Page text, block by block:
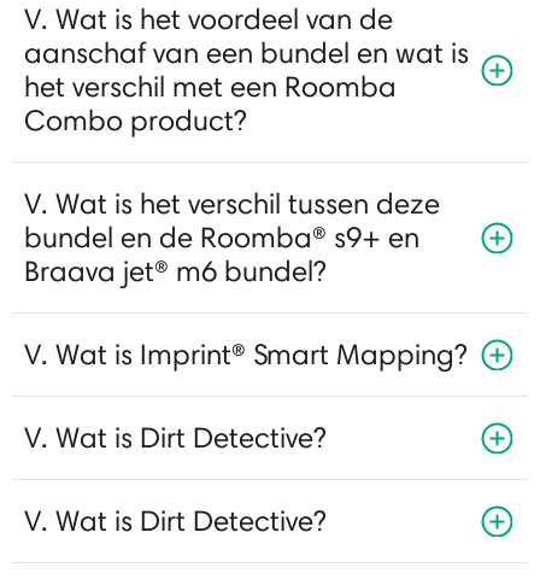
V. Wat is het voordeel van de
aanschaf van een bundel en wat is
het verschil met een Roomba
Combo product?
V. Wat is het verschil tussen deze
bundel en de Roomba® s9+ en
Braava jet® m6 bundel?
V. Wat is Imprint® Smart Mapping?
V. Wat is Dirt Detective?
V. Wat is Dirt Detective?